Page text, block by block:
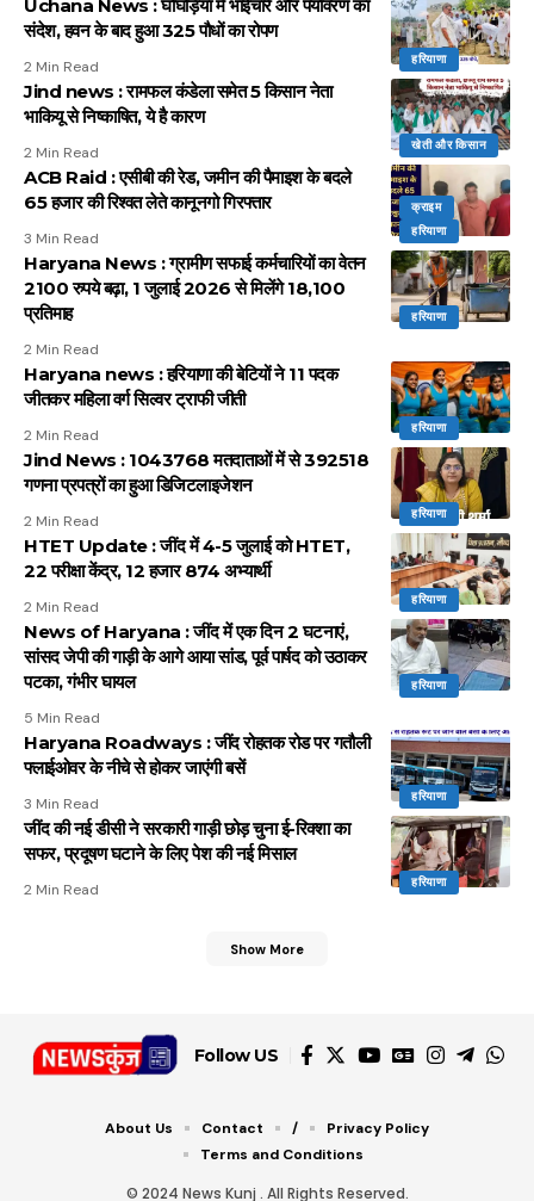
हरियाणा
Uchana News : घोघड़ियां में भाईचारे और पर्यावरण का
संदेश, हवन के बाद हुआ 325 पौधों का रोपण
2 Min Read
खेती और किसान
Jind news : रामफल कंडेला समेत 5 किसान नेता
भाकियू से निष्काषित, ये है कारण
2 Min Read
क्राइम
हरियाणा
ACB Raid : एसीबी की रेड, जमीन की पैमाइश के बदले
65 हजार की रिश्वत लेते कानूनगो गिरफ्तार
3 Min Read
हरियाणा
Haryana News : ग्रामीण सफाई कर्मचारियों का वेतन
2100 रुपये बढ़ा, 1 जुलाई 2026 से मिलेंगे 18,100
प्रतिमाह
2 Min Read
हरियाणा
Haryana news : हरियाणा की बेटियों ने 11 पदक
जीतकर महिला वर्ग सिल्वर ट्राफी जीती
2 Min Read
हरियाणा
Jind News : 1043768 मतदाताओं में से 392518
गणना प्रपत्रों का हुआ डिजिटलाइजेशन
2 Min Read
हरियाणा
HTET Update : जींद में 4-5 जुलाई को HTET,
22 परीक्षा केंद्र, 12 हजार 874 अभ्यार्थी
2 Min Read
हरियाणा
News of Haryana : जींद में एक दिन 2 घटनाएं,
सांसद जेपी की गाड़ी के आगे आया सांड, पूर्व पार्षद को उठाकर
पटका, गंभीर घायल
5 Min Read
हरियाणा
Haryana Roadways : जींद रोहतक रोड पर गतौली
फ्लाईओवर के नीचे से होकर जाएंगी बसें
3 Min Read
हरियाणा
जींद की नई डीसी ने सरकारी गाड़ी छोड़ चुना ई-रिक्शा का
सफर, प्रदूषण घटाने के लिए पेश की नई मिसाल
2 Min Read
Show More
Follow US
© 2024 News Kunj . All Rights Reserved.
About Us Contact /
Privacy Policy
Terms and Conditions